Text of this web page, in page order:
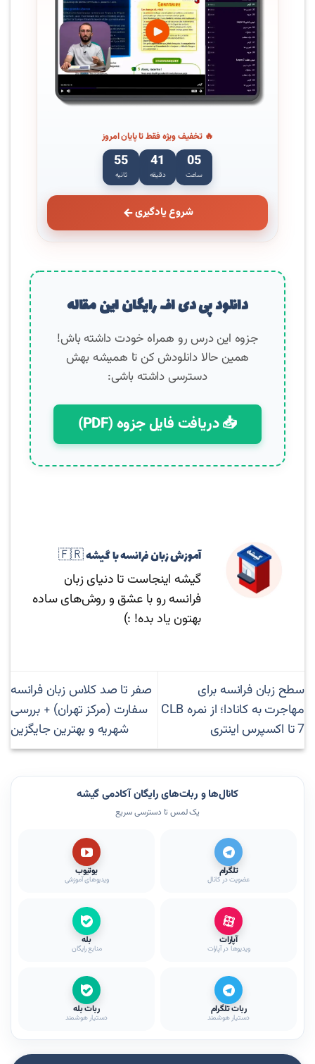
🔥 تخفیف ویژه فقط تا پایان امروز
05
ساعت
41
دقیقه
54
ثانیه
شروع یادگیری
دانلود پی دی اف رایگان این مقاله
جزوه این درس رو همراه خودت داشته باش!
همین حالا دانلودش کن تا همیشه بهش
دسترسی داشته باشی:
📥 دریافت فایل جزوه (PDF)
آموزش زبان فرانسه با گیشه 🇫🇷
گیشه اینجاست تا دنیای زبان
فرانسه رو با عشق و روش‌های ساده
بهتون یاد بده! :)
سطح زبان فرانسه برای
مهاجرت به کانادا؛ از نمره CLB
7 تا اکسپرس اینتری
صفر تا صد کلاس زبان فرانسه
سفارت (مرکز تهران) + بررسی
شهریه و بهترین جایگزین
کانال‌ها و ربات‌های رایگان آکادمی گیشه
یک لمس تا دسترسی سریع
تلگرام
عضویت در کانال
یوتیوب
ویدیوهای آموزشی
آپارات
ویدیوها در آپارات
بله
منابع رایگان
ربات تلگرام
دستیار هوشمند
ربات بله
دستیار هوشمند